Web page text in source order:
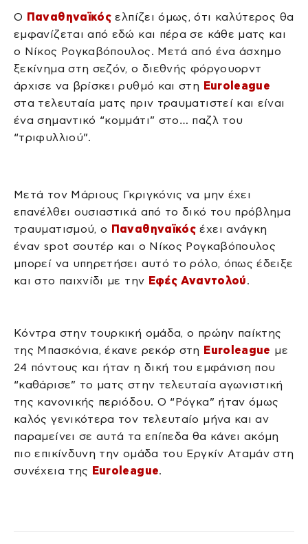
Ο Παναθηναϊκός ελπίζει όμως, ότι καλύτερος θα
εμφανίζεται από εδώ και πέρα σε κάθε ματς και
ο Νίκος Ρογκαβόπουλος. Μετά από ένα άσχημο
ξεκίνημα στη σεζόν, ο διεθνής φόργουορντ
άρχισε να βρίσκει ρυθμό και στη Euroleague
στα τελευταία ματς πριν τραυματιστεί και είναι
ένα σημαντικό “κομμάτι” στο… παζλ του
“τριφυλλιού”.
Μετά τον Μάριους Γκριγκόνις να μην έχει
επανέλθει ουσιαστικά από το δικό του πρόβλημα
τραυματισμού, ο Παναθηναϊκός έχει ανάγκη
έναν spot σουτέρ και ο Νίκος Ρογκαβόπουλος
μπορεί να υπηρετήσει αυτό το ρόλο, όπως έδειξε
και στο παιχνίδι με την Εφές Αναντολού.
Κόντρα στην τουρκική ομάδα, ο πρώην παίκτης
της Μπασκόνια, έκανε ρεκόρ στη Euroleague με
24 πόντους και ήταν η δική του εμφάνιση που
“καθάρισε” το ματς στην τελευταία αγωνιστική
της κανονικής περιόδου. Ο “Ρόγκα” ήταν όμως
καλός γενικότερα τον τελευταίο μήνα και αν
παραμείνει σε αυτά τα επίπεδα θα κάνει ακόμη
πιο επικίνδυνη την ομάδα του Εργκίν Αταμάν στη
συνέχεια της Euroleague.